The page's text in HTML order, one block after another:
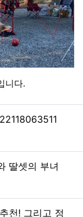
니다.
딸셋의 부녀
천! 그리고 정